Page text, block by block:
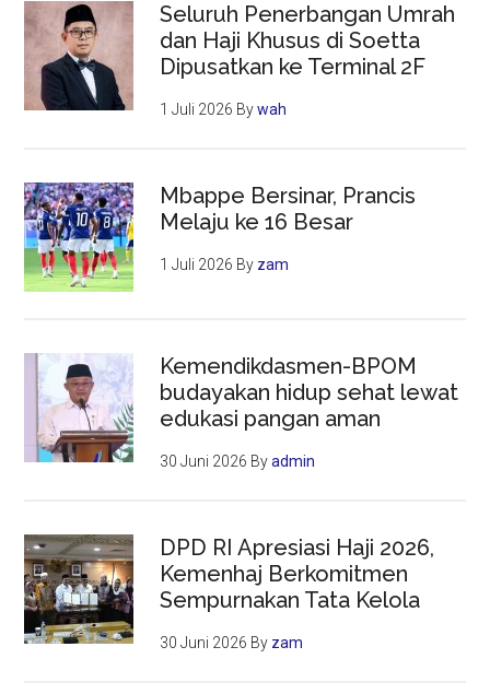
Seluruh Penerbangan Umrah
dan Haji Khusus di Soetta
Dipusatkan ke Terminal 2F
1 Juli 2026 Bywah
Mbappe Bersinar, Prancis
Melaju ke 16 Besar
1 Juli 2026 By zam
Kemendikdasmen-BPOM
budayakan hidup sehat lewat
edukasi pangan aman
30 Juni 2026 Byadmin
DPD RI Apresiasi Haji 2026,
Kemenhaj Berkomitmen
Sempurnakan Tata Kelola
30 Juni 2026 By zam